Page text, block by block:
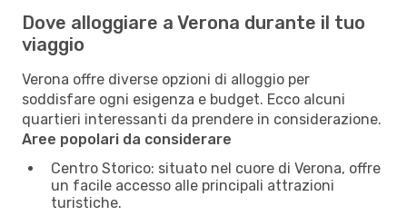
Dove alloggiare a Verona durante il tuo
viaggio
Verona offre diverse opzioni di alloggio per
soddisfare ogni esigenza e budget. Ecco alcuni
quartieri interessanti da prendere in considerazione.
Aree popolari da considerare
Centro Storico: situato nel cuore di Verona, offre
un facile accesso alle principali attrazioni
turistiche.